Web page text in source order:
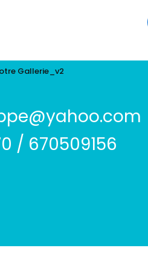
Gallerie_v2
/ 670509156